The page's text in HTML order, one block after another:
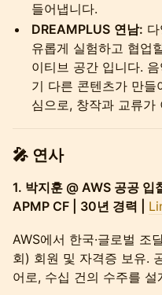
들어냅니다.
DREAMPLUS 연남:
유롭게 실험하고 협업
이티브 공간 입니다.
기 다른 콘텐츠가 만들
심으로, 창작과 교류가
🎤 연사
1. 박지훈 @ AWS 공공 입
APMP CF | 30년 경력 |
AWS에서 한국·글로벌 조
회) 회원 및 자격증 보유.
어로, 수십 건의 수주를